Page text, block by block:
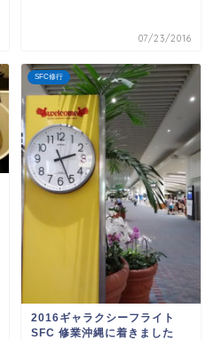
07/23/2016
SFC修行
2016ギャラクシーフライト
SFC 修業沖縄に着きました